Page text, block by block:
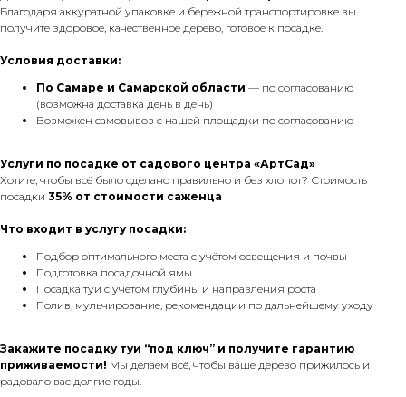
Благодаря аккуратной упаковке и бережной транспортировке вы
получите здоровое, качественное дерево, готовое к посадке.
Условия доставки:
По Самаре и Самарской области — по согласованию
(возможна доставка день в день)
Возможен самовывоз с нашей площадки по согласованию
Услуги по посадке от садового центра «АртСад»
Хотите, чтобы всё было сделано правильно и без хлопот? Стоимость
посадки 35% от стоимости саженца
Что входит в услугу посадки:
Подбор оптимального места с учётом освещения и почвы
Подготовка посадочной ямы
Посадка туи с учётом глубины и направления роста
Полив, мульчирование, рекомендации по дальнейшему уходу
Закажите посадку туи “под ключ” и получите гарантию
приживаемости! Мы делаем всё, чтобы ваше дерево прижилось и
радовало вас долгие годы.